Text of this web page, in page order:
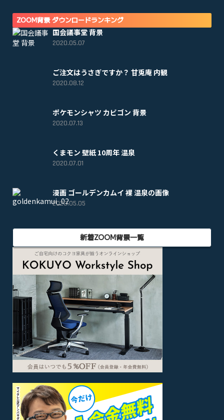
ZOOM背景 ダウンロードランキング
国会議事堂 背景
2020.05.07
ご注文はうさぎですか？ 甘兎庵 内観
2020.08.12
ポケモンシャツ カビゴン 背景
2020.07.13
くまモン 壁紙 10周年 温泉
2020.07.01
漫画 ゴールデンカムイ 裸 温泉の画像
2020.05.05
新着ZOOM背景一覧